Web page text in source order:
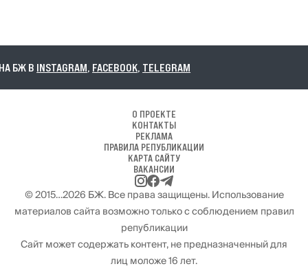
БЖ ВINSTAGRAM,FACEBOOK,TELEGRAM
О ПРОЕКТЕ
КОНТАКТЫ
РЕКЛАМА
ПРАВИЛА РЕПУБЛИКАЦИИ
КАРТА САЙТУ
ВАКАНСИИ
© 2015…2026 БЖ. Все права защищены. Использование
материалов сайта возможно только с соблюдением правил
републикации
Сайт может содержать контент, не предназначенный для
лиц моложе 16 лет.